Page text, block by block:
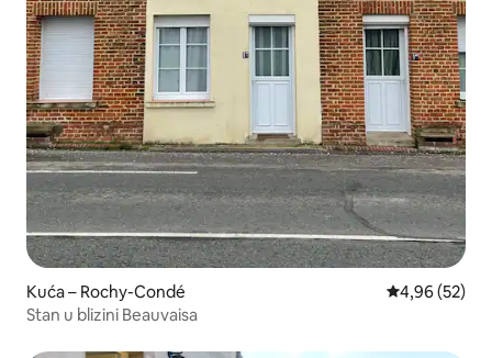
Kuća – Rochy-Condé Prosječna
4,96 (52)
Stan u blizini Beauvaisa